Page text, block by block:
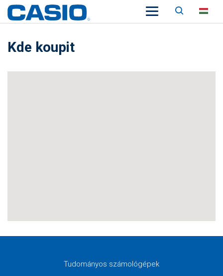
Keresés
Kde koupit
Tudományos számológépek